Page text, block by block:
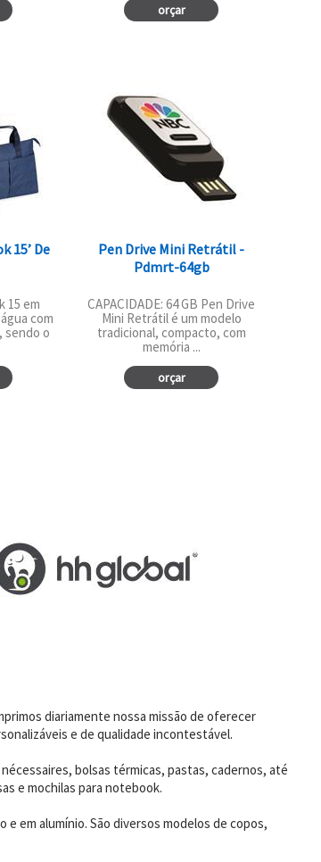
orçar
15’ De
15 em
com
sendo o
Pen Drive Mini Retrátil -
Pdmrt-64gb
CAPACIDADE: 64 GB Pen Drive
Mini Retrátil é um modelo
tradicional, compacto, com
memória ...
orçar
diariamente nossa missão de oferecer
e de qualidade incontestável.
bolsas térmicas, pastas, cadernos, até
e mochilas para notebook.
em alumínio. São diversos modelos de copos,